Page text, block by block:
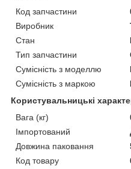
Код запчастини
Виробник
Стан
Тип запчастини
Сумісність з моделлю
Сумісність з маркою
Користувальницькі
Вага (кг)
Імпортований
Довжина паковання
Код товару